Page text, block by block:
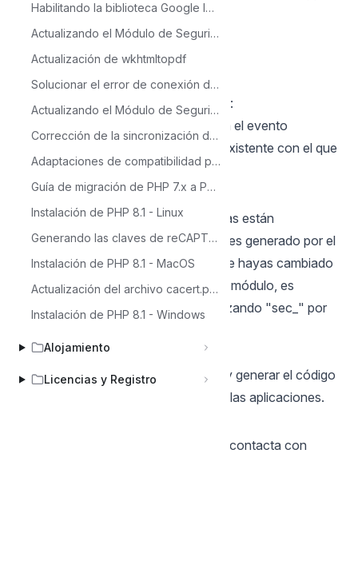
Habilitando la biblioteca Google Identity Service
Actualizando el Módulo de Seguridad: cómo migrar del antiguo al nuevo
Actualización de wkhtmltopdf
Solucionar el error de conexión de Oracle: ORA-12154
Actualizando el Módulo de Seguridad para Soporte de Inicio de Sesión con Google
Corrección de la sincronización de aplicaciones en el módulo de seguridad
Adaptaciones de compatibilidad para PHP 8.2
Guía de migración de PHP 7.x a PHP 8.2
Instalación de PHP 8.1 - Linux
Generando las claves de reCAPTCHA
Instalación de PHP 8.1 - MacOS
Actualización del archivo cacert.pem en el entorno de Scriptcase
Instalación de PHP 8.1 - Windows
Alojamiento
Licencias y Registro
."', '".$usr."')");
3-Reemplaza el evento "onValidate":
En la carpeta de eventos, selecciona el evento
"onValidate". Reemplaza el código existente con el que
copiaste en el paso 2.
En el código proporcionado, las tablas están
precedidas por el patrón "sec_" que es generado por el
módulo de seguridad. En caso de que hayas cambiado
el prefijo durante la generación de tu módulo, es
necesario ajustar el código, reemplazando "sec_" por
4- generar el código fuente
Después de completar estos pasos y generar el código
fuente, estarás listo para sincronizar las aplicaciones.
contacta con